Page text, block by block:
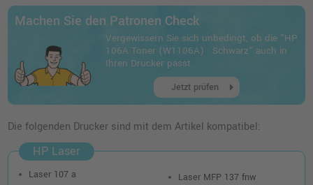
Machen Sie den Patronen Check
Vergewissern Sie sich unbedingt, ob die "HP
106A Toner (W1106A) · Schwarz" auch in
Ihren Drucker passt.
Jetzt prüfen arrow_right
Die folgenden Drucker sind mit dem Artikel kompatibel:
HP Laser
Laser 107 a
Laser MFP 137 fnw